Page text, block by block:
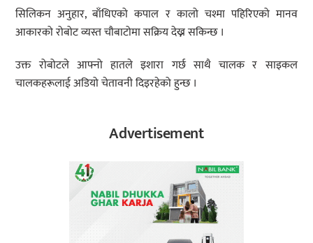
सिलिकन अनुहार, बाँधिएको कपाल र कालो चश्मा पहिरिएको मानव
आकारको रोबोट व्यस्त चौबाटोमा सक्रिय देख्न सकिन्छ ।
उक्त रोबोटले आफ्नो हातले इशारा गर्छ साथै चालक र साइकल
चालकहरूलाई अडियो चेतावनी दिइरहेको हुन्छ ।
Advertisement